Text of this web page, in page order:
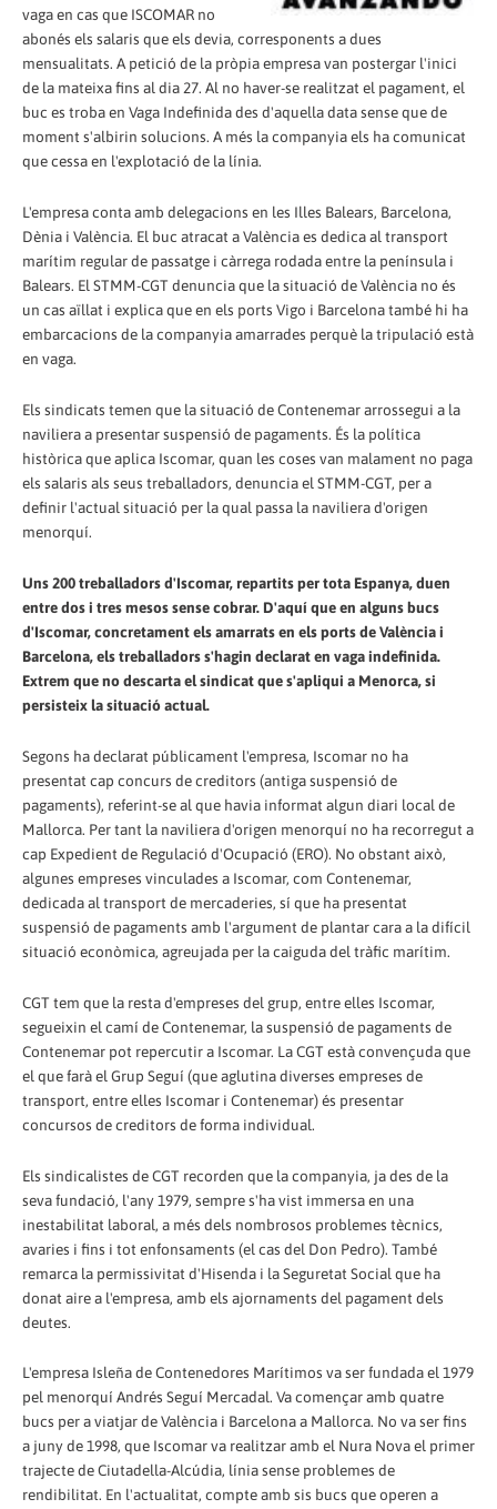
vaga en cas que ISCOMAR no
abonés els salaris que els devia, corresponents a dues
mensualitats. A petició de la pròpia empresa van postergar l'inici
de la mateixa fins al dia 27. Al no haver-se realitzat el pagament, el
buc es troba en Vaga Indefinida des d'aquella data sense que de
moment s'albirin solucions. A més la companyia els ha comunicat
que cessa en l'explotació de la línia.
L'empresa conta amb delegacions en les Illes Balears, Barcelona,
Dènia i València. El buc atracat a València es dedica al transport
marítim regular de passatge i càrrega rodada entre la península i
Balears. El STMM-CGT denuncia que la situació de València no és
un cas aïllat i explica que en els ports Vigo i Barcelona també hi ha
embarcacions de la companyia amarrades perquè la tripulació està
en vaga.
Els sindicats temen que la situació de Contenemar arrossegui a la
naviliera a presentar suspensió de pagaments. És la política
històrica que aplica Iscomar, quan les coses van malament no paga
els salaris als seus treballadors, denuncia el STMM-CGT, per a
definir l'actual situació per la qual passa la naviliera d'origen
menorquí.
Uns 200 treballadors d'Iscomar, repartits per tota Espanya, duen
entre dos i tres mesos sense cobrar. D'aquí que en alguns bucs
d'Iscomar, concretament els amarrats en els ports de València i
Barcelona, els treballadors s'hagin declarat en vaga indefinida.
Extrem que no descarta el sindicat que s'apliqui a Menorca, si
persisteix la situació actual.
Segons ha declarat públicament l'empresa, Iscomar no ha
presentat cap concurs de creditors (antiga suspensió de
pagaments), referint-se al que havia informat algun diari local de
Mallorca. Per tant la naviliera d'origen menorquí no ha recorregut a
cap Expedient de Regulació d'Ocupació (ERO). No obstant això,
algunes empreses vinculades a Iscomar, com Contenemar,
dedicada al transport de mercaderies, sí que ha presentat
suspensió de pagaments amb l'argument de plantar cara a la difícil
situació econòmica, agreujada per la caiguda del tràfic marítim.
CGT tem que la resta d'empreses del grup, entre elles Iscomar,
segueixin el camí de Contenemar, la suspensió de pagaments de
Contenemar pot repercutir a Iscomar. La CGT està convençuda que
el que farà el Grup Seguí (que aglutina diverses empreses de
transport, entre elles Iscomar i Contenemar) és presentar
concursos de creditors de forma individual.
Els sindicalistes de CGT recorden que la companyia, ja des de la
seva fundació, l'any 1979, sempre s'ha vist immersa en una
inestabilitat laboral, a més dels nombrosos problemes tècnics,
avaries i fins i tot enfonsaments (el cas del Don Pedro). També
remarca la permissivitat d'Hisenda i la Seguretat Social que ha
donat aire a l'empresa, amb els ajornaments del pagament dels
deutes.
L'empresa Isleña de Contenedores Marítimos va ser fundada el 1979
pel menorquí Andrés Seguí Mercadal. Va començar amb quatre
bucs per a viatjar de València i Barcelona a Mallorca. No va ser fins
a juny de 1998, que Iscomar va realitzar amb el Nura Nova el primer
trajecte de Ciutadella-Alcúdia, línia sense problemes de
rendibilitat. En l'actualitat, compte amb sis bucs que operen a